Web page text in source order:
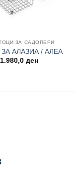
ЗА САДОПЕРИ
АЛАЗИА / АЛЕА
1.980,0 ден